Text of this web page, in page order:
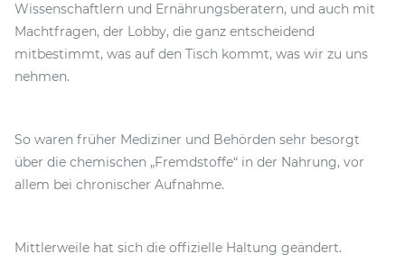
Wissenschaftlern und Ernährungsberatern, und auch mit
Machtfragen, der Lobby, die ganz entscheidend
mitbestimmt, was auf den Tisch kommt, was wir zu uns
nehmen.
So waren früher Mediziner und Behörden sehr besorgt
über die chemischen „Fremdstoffe“ in der Nahrung, vor
allem bei chronischer Aufnahme.
Mittlerweile hat sich die offizielle Haltung geändert.